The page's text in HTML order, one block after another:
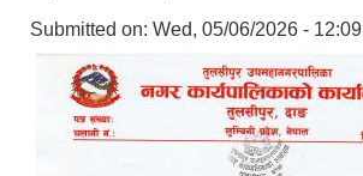
Submitted on: Wed, 05/06/2026 - 12:09